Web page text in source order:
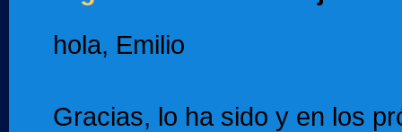
hola, Emilio
Gracias, lo ha sido y en los